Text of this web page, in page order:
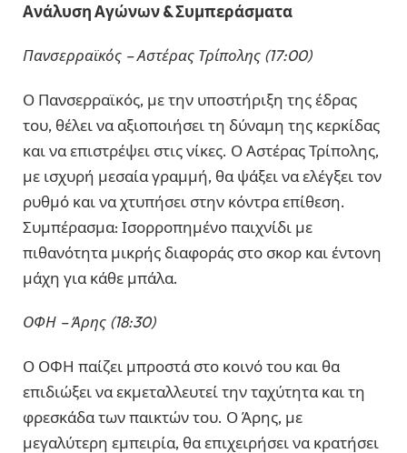
Ανάλυση Αγώνων & Συμπεράσματα
Πανσερραϊκός – Αστέρας Τρίπολης (17:00)
Ο Πανσερραϊκός, με την υποστήριξη της έδρας
του, θέλει να αξιοποιήσει τη δύναμη της κερκίδας
και να επιστρέψει στις νίκες. Ο Αστέρας Τρίπολης,
με ισχυρή μεσαία γραμμή, θα ψάξει να ελέγξει τον
ρυθμό και να χτυπήσει στην κόντρα επίθεση.
Συμπέρασμα: Ισορροπημένο παιχνίδι με
πιθανότητα μικρής διαφοράς στο σκορ και έντονη
μάχη για κάθε μπάλα.
ΟΦΗ – Άρης (18:30)
Ο ΟΦΗ παίζει μπροστά στο κοινό του και θα
επιδιώξει να εκμεταλλευτεί την ταχύτητα και τη
φρεσκάδα των παικτών του. Ο Άρης, με
μεγαλύτερη εμπειρία, θα επιχειρήσει να κρατήσει